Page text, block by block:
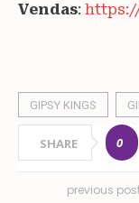
Vendas:
GIPSY KINGS
SHARE 0
previous